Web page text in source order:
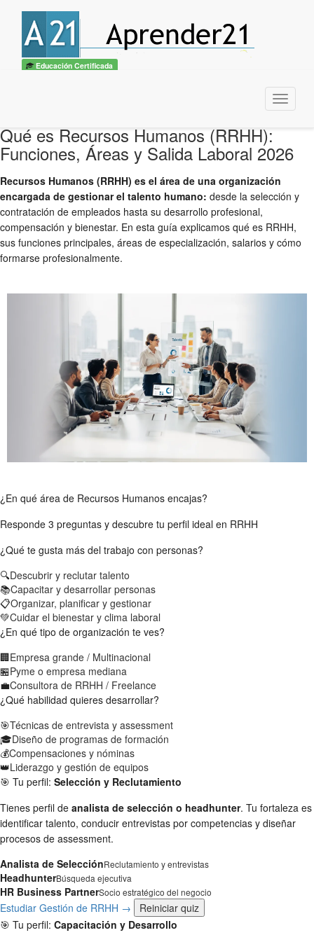
Educación Certificada
Menu
Qué es Recursos Humanos (RRHH):
Funciones, Áreas y Salida Laboral 2026
Recursos Humanos (RRHH) es el área de una organización
encargada de gestionar el talento humano: desde la selección y
contratación de empleados hasta su desarrollo profesional,
compensación y bienestar. En esta guía explicamos qué es RRHH,
sus funciones principales, áreas de especialización, salarios y cómo
formarse profesionalmente.
¿En qué área de Recursos Humanos encajas?
Responde 3 preguntas y descubre tu perfil ideal en RRHH
¿Qué te gusta más del trabajo con personas?
🔍Descubrir y reclutar talento
📚Capacitar y desarrollar personas
📋Organizar, planificar y gestionar
💚Cuidar el bienestar y clima laboral
¿En qué tipo de organización te ves?
🏢Empresa grande / Multinacional
🏪Pyme o empresa mediana
💼Consultora de RRHH / Freelance
¿Qué habilidad quieres desarrollar?
🎯Técnicas de entrevista y assessment
🎓Diseño de programas de formación
💰Compensaciones y nóminas
👑Liderazgo y gestión de equipos
🎯 Tu perfil: Selección y Reclutamiento
Tienes perfil de analista de selección o headhunter. Tu fortaleza es
identificar talento, conducir entrevistas por competencias y diseñar
procesos de assessment.
Analista de SelecciónReclutamiento y entrevistas
HeadhunterBúsqueda ejecutiva
HR Business PartnerSocio estratégico del negocio
Estudiar Gestión de RRHH →
Reiniciar quiz
🎯 Tu perfil: Capacitación y Desarrollo